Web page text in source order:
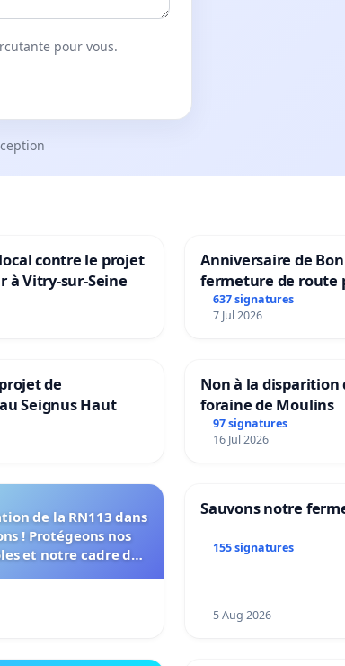
pour vous.
contre le projet
à Vitry-sur-Seine
Anniversaire de
fermeture de route
Maya M
637 signatures
7 Jul 2026
de
Seignus Haut
Non à la disparition
foraine de Moulins
97 signatures
16 Jul 2026
de la RN113 dans
! Protégeons nos
et notre cadre de
Sauvons notre
155 signatures
5 Aug 2026